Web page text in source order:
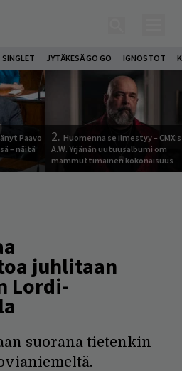
SINGLET JYTÄKESÄ GO GO IGNOSTOT
Paavo
– näitä
2. Huomenna se ilmestyy –
A.W. Yrjänän uutuusalbumi om
mammuttimainen kokonaisuus
juhlitaan
Lordi-
suorana tietenkin